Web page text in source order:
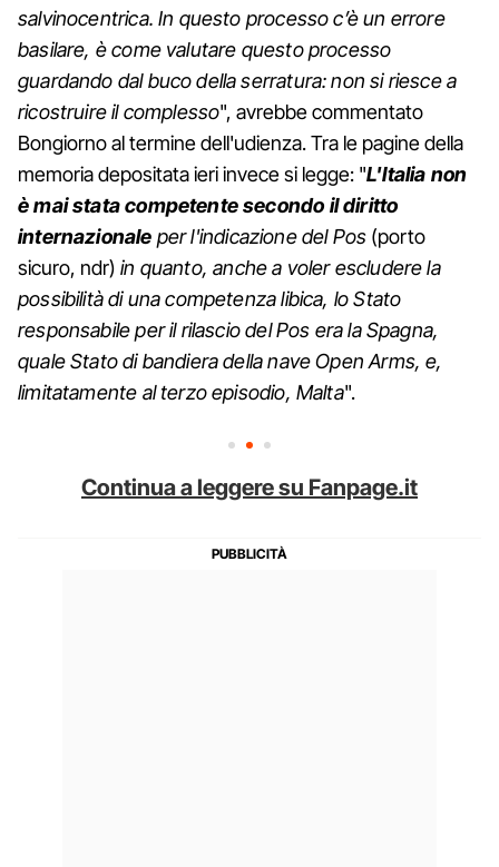
salvinocentrica. In questo processo c’è un errore
basilare, è come valutare questo processo
guardando dal buco della serratura: non si riesce a
ricostruire il complesso", avrebbe commentato
Bongiorno al termine dell'udienza. Tra le pagine della
memoria depositata ieri invece si legge: "L'Italia non
è mai stata competente secondo il diritto
internazionale per l'indicazione del Pos (porto
sicuro, ndr) in quanto, anche a voler escludere la
possibilità di una competenza libica, lo Stato
responsabile per il rilascio del Pos era la Spagna,
quale Stato di bandiera della nave Open Arms, e,
limitatamente al terzo episodio, Malta".
Continua a leggere su Fanpage.it